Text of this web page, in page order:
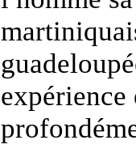
expérience